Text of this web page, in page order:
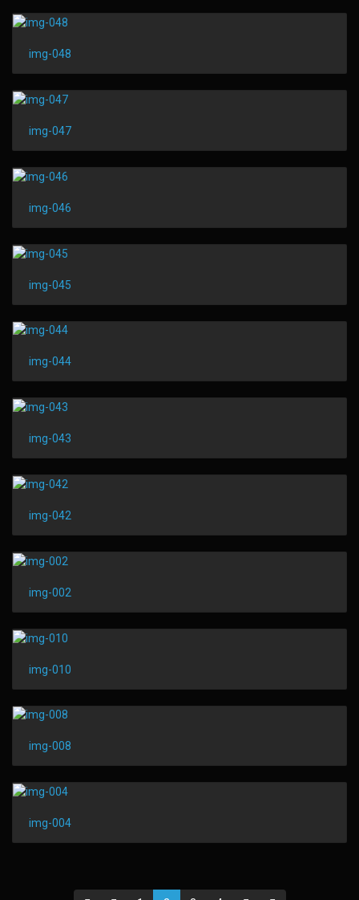
img-048
img-047
img-046
img-045
img-044
img-043
img-042
img-002
img-010
img-008
img-004